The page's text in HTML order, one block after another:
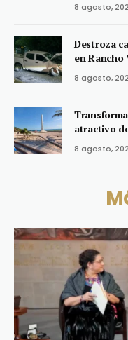
8 agosto,
Destroza
en Rancho
8 agosto,
atractivo
8 agosto,